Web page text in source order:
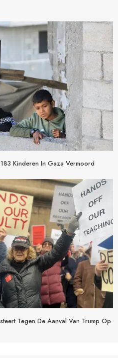
Kinderen In Gaza Vermoord
Tegen De Aanval Van Trump Op